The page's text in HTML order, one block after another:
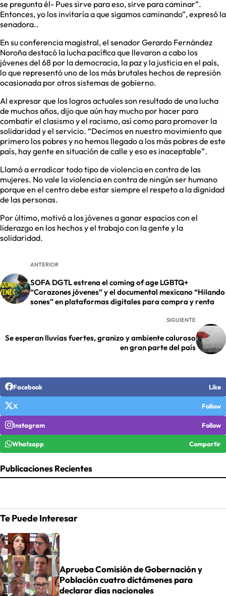
se pregunta él- Pues sirve para eso, sirve para caminar”.
Entonces, yo los invitaría a que sigamos caminando”, expresó la
senadora..
En su conferencia magistral, el senador Gerardo Fernández
Noroña destacó la lucha pacífica que llevaron a cabo los
jóvenes del 68 por la democracia, la paz y la justicia en el país,
lo que representó uno de los más brutales hechos de represión
ocasionada por otros sistemas de gobierno.
Al expresar que los logros actuales son resultado de una lucha
de muchos años, dijo que aún hay mucho por hacer para
combatir el clasismo y el racismo, así como para promover la
solidaridad y el servicio. “Decimos en nuestro movimiento que
primero los pobres y no hemos llegado a los más pobres de este
país, hay gente en situación de calle y eso es inaceptable”.
Llamó a erradicar todo tipo de violencia en contra de las
mujeres. No vale la violencia en contra de ningún ser humano
porque en el centro debe estar siempre el respeto a la dignidad
de las personas.
Por último, motivó a los jóvenes a ganar espacios con el
liderazgo en los hechos y el trabajo con la gente y la
solidaridad.
ANTERIOR
SOFA DGTL estrena el coming of age LGBTQ+
“Corazones jóvenes” y el documental mexicano “Hilando
sones” en plataformas digitales para compra y renta
SIGUIENTE
Se esperan lluvias fuertes, granizo y ambiente caluroso
en gran parte del país
Facebook Like
X Follow
Instagram Follow
Whatsapp Compartir
Publicaciones Recientes
Te Puede Interesar
Aprueba Comisión de Gobernación y
Población cuatro dictámenes para
declarar días nacionales